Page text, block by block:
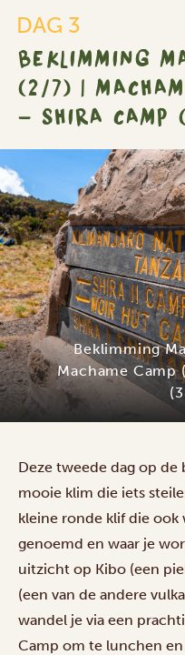
DAG 3
BEKLIMMING
(2/7) |
- SHIRA
Beklimming
Machame Camp
Deze tweede dag op
mooie klim die iets
kleine ronde klif die
genoemd en waar je
uitzicht op Kibo (een
(een van de andere
wandel je via een
Camp om te lunchen
Beklimming
Machame
Route
(3/7)